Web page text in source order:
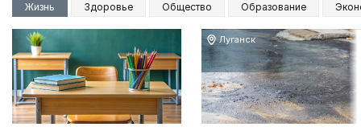
Жизнь Здоровье Общество Образование
Луганск